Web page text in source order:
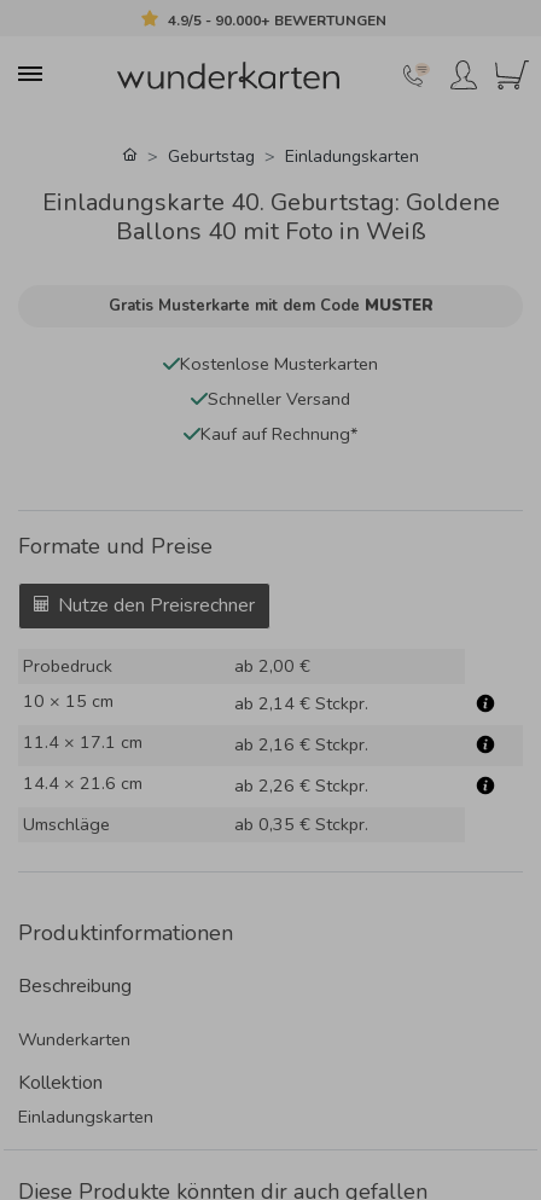
4.9/5 - 90.000+ BEWERTUNGEN
Geburtstag Einladungskarten
Einladungskarte 40. Geburtstag: Goldene
Ballons 40 mit Foto in Weiß
Gratis Musterkarte mit dem Code MUSTER
Kostenlose Musterkarten
Schneller Versand
Kauf auf Rechnung*
Formate und Preise
Nutze den Preisrechner
Probedruck
ab 2,00 €
10 × 15 cm
ab 2,14 € Stckpr.
11.4 × 17.1 cm
ab 2,16 € Stckpr.
14.4 × 21.6 cm
ab 2,26 € Stckpr.
Umschläge
ab 0,35 € Stckpr.
Produktinformationen
Beschreibung
Wunderkarten
Kollektion
Einladungskarten
Diese Produkte könnten dir auch gefallen